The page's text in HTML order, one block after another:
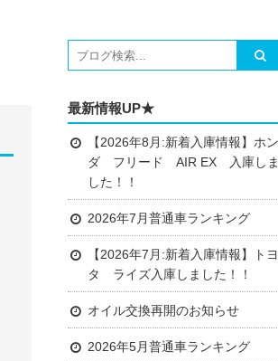
最新情報UP★
【2026年8月:新着入庫情報】ホン
ダ フリード AIR EX 入庫しま
した！！
2026年7月普通車ランキング
【2026年7月:新着入庫情報】トヨ
タ ライズ入庫しました！！
オイル交換再開のお知らせ
2026年5月普通車ランキング